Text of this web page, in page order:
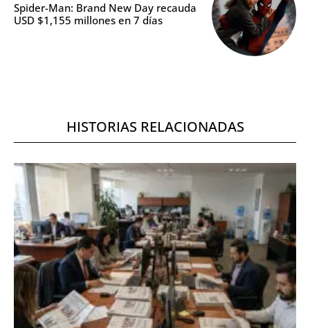
Spider-Man: Brand New Day recauda
USD $1,155 millones en 7 días
HISTORIAS RELACIONADAS